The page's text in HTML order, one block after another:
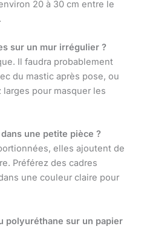
20 à 30 cm entre le
sur un mur irrégulier ?
Il faudra probablement
du mastic après pose, ou
pour masquer les
une petite pièce ?
elles ajoutent de
Préférez des cadres
une couleur claire pour
polyuréthane sur un papier